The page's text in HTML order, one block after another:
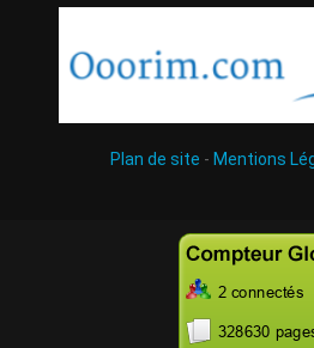
Plan de site - Mentions